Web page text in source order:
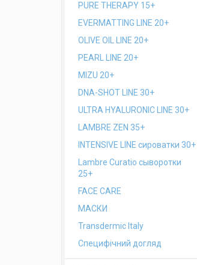
PURE THERAPY 15+
EVERMATTING LINE 20+
OLIVE OIL LINE 20+
PEARL LINE 20+
MIZU 20+
DNA-SHOT LINE 30+
ULTRA HYALURONIC LINE 30+
LAMBRE ZEN 35+
INTENSIVE LINE сироватки 30+
Lambre Curatio сыворотки
25+
FACE CARE
МАСКИ
Transdermic Italy
Специфічний догляд